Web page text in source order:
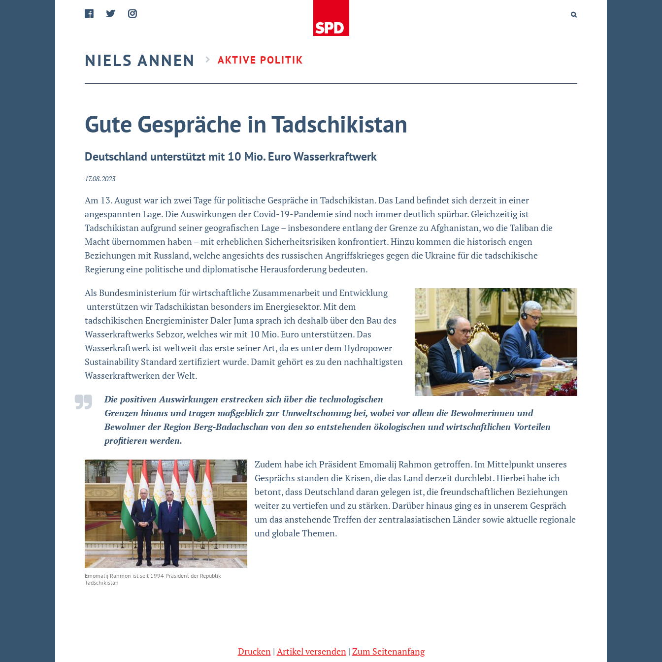
NIELS ANNEN AKTIVE POLITIK
Gute Gespräche in Tadschikistan
Deutschland unterstützt mit 10 Mio. Euro Wasserkraftwerk
17.08.2023
Am 13. August war ich zwei Tage für politische Gespräche in Tadschikistan. Das Land befindet sich derzeit in einer
angespannten Lage. Die Auswirkungen der Covid-19-Pandemie sind noch immer deutlich spürbar. Gleichzeitig ist
Tadschikistan aufgrund seiner geografischen Lage – insbesondere entlang der Grenze zu Afghanistan, wo die Taliban die
Macht übernommen haben – mit erheblichen Sicherheitsrisiken konfrontiert. Hinzu kommen die historisch engen
Beziehungen mit Russland, welche angesichts des russischen Angriffskrieges gegen die Ukraine für die tadschikische
Regierung eine politische und diplomatische Herausforderung bedeuten.
Als Bundesministerium für wirtschaftliche Zusammenarbeit und Entwicklung
unterstützen wir Tadschikistan besonders im Energiesektor. Mit dem
tadschikischen Energieminister Daler Juma sprach ich deshalb über den Bau des
Wasserkraftwerks Sebzor, welches wir mit 10 Mio. Euro unterstützen. Das
Wasserkraftwerk ist weltweit das erste seiner Art, da es unter dem Hydropower
Sustainability Standard zertifiziert wurde. Damit gehört es zu den nachhaltigsten
Wasserkraftwerken der Welt.
Die positiven Auswirkungen erstrecken sich über die technologischen
Grenzen hinaus und tragen maßgeblich zur Umweltschonung bei, wobei vor allem die Bewohnerinnen und
Bewohner der Region Berg-Badachschan von den so entstehenden ökologischen und wirtschaftlichen Vorteilen
profitieren werden.
Emomalij Rahmon ist seit 1994 Präsident der Republik
Tadschikistan
Zudem habe ich Präsident Emomalij Rahmon getroffen. Im Mittelpunkt unseres
Gesprächs standen die Krisen, die das Land derzeit durchlebt. Hierbei habe ich
betont, dass Deutschland daran gelegen ist, die freundschaftlichen Beziehungen
weiter zu vertiefen und zu stärken. Darüber hinaus ging es in unserem Gespräch
um das anstehende Treffen der zentralasiatischen Länder sowie aktuelle regionale
und globale Themen.
Drucken Artikel versenden Zum Seitenanfang